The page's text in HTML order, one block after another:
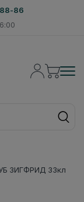
86
ЗИГФРИД 33кл